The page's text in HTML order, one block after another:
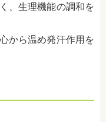
、生理機能の調和を
から温め発汗作用を